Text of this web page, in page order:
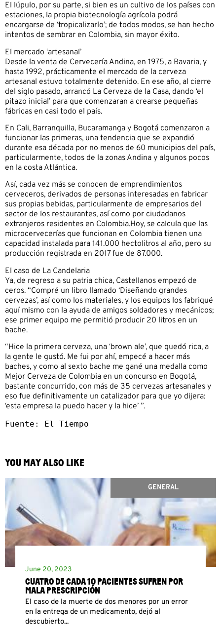
El lúpulo, por su parte, si bien es un cultivo de los países con
estaciones, la propia biotecnología agrícola podrá
encargarse de ‘tropicalizarlo’; de todos modos, se han hecho
intentos de sembrar en Colombia, sin mayor éxito.
El mercado ‘artesanal’
Desde la venta de Cervecería Andina, en 1975, a Bavaria, y
hasta 1992, prácticamente el mercado de la cerveza
artesanal estuvo totalmente detenido. En ese año, al cierre
del siglo pasado, arrancó La Cerveza de la Casa, dando ‘el
pitazo inicial’ para que comenzaran a crearse pequeñas
fábricas en casi todo el país.
En Cali, Barranquilla, Bucaramanga y Bogotá comenzaron a
funcionar las primeras, una tendencia que se expandió
durante esa década por no menos de 60 municipios del país,
particularmente, todos de la zonas Andina y algunos pocos
en la costa Atlántica.
Así, cada vez más se conocen de emprendimientos
cerveceros, derivados de personas interesadas en fabricar
sus propias bebidas, particularmente de empresarios del
sector de los restaurantes, así como por ciudadanos
extranjeros residentes en Colombia.Hoy, se calcula que las
microcervecerías que funcionan en Colombia tienen una
capacidad instalada para 141.000 hectolitros al año, pero su
producción registrada en 2017 fue de 87.000.
El caso de La Candelaria
Ya, de regreso a su patria chica, Castellanos empezó de
ceros. “Compré un libro llamado ‘Diseñando grandes
cervezas’, así como los materiales, y los equipos los fabriqué
aquí mismo con la ayuda de amigos soldadores y mecánicos;
ese primer equipo me permitió producir 20 litros en un
bache.
“Hice la primera cerveza, una ‘brown ale’, que quedó rica, a
la gente le gustó. Me fui por ahí, empecé a hacer más
baches, y como al sexto bache me gané una medalla como
Mejor Cerveza de Colombia en un concurso en Bogotá,
bastante concurrido, con más de 35 cervezas artesanales y
eso fue definitivamente un catalizador para que yo dijera:
‘esta empresa la puedo hacer y la hice’ ”.
Fuente: El Tiempo
YOU MAY ALSO LIKE
GENERAL
June 20, 2023
CUATRO DE CADA 10 PACIENTES SUFREN POR
MALA PRESCRIPCIÓN
El caso de la muerte de dos menores por un error
en la entrega de un medicamento, dejó al
descubierto...